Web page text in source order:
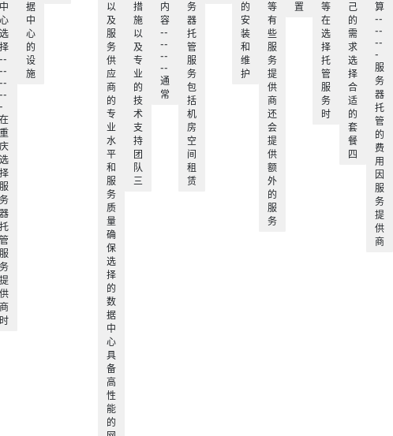
中
心
选
择
--
--
--
--
-
在
重
庆
选
择
服
务
器
托
管
服
务
提
供
商
时
据
中
心
的
设
施
以
及
服
务
供
应
商
的
专
业
水
平
和
服
务
质
量
确
保
选
择
的
数
据
中
心
具
备
高
性
能
的
措
施
以
及
专
业
的
技
术
支
持
团
队
三
内
容
--
--
--
--
通
常
务
器
托
管
服
务
包
括
机
房
空
间
租
赁
的
安
装
和
维
护
等
有
些
服
务
提
供
商
还
会
提
供
额
外
的
服
务
置
等
在
选
择
托
管
服
务
时
己
的
需
求
选
择
合
适
的
套
餐
四
算
--
--
--
-
服
务
器
托
管
的
费
用
因
服
务
提
供
商